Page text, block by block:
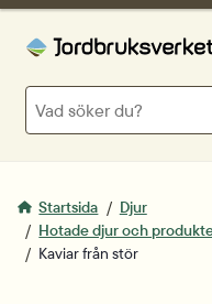
Sök
Startsida
Djur
Hotade djur och
Kaviar från stör